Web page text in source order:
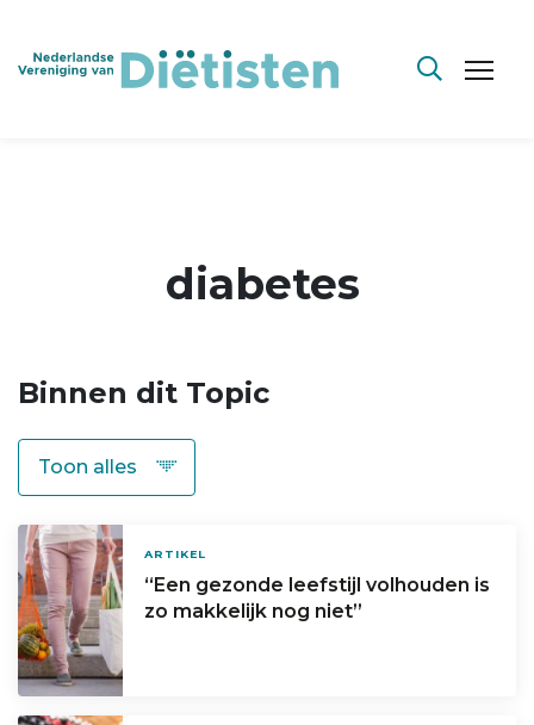
diabetes
Binnen dit Topic
ARTIKEL
“Een gezonde leefstijl volhouden is
zo makkelijk nog niet”